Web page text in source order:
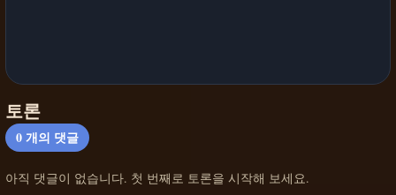
토론
0개의 댓글
아직 댓글이 없습니다. 첫 번째로 토론을 시작해 보세요.